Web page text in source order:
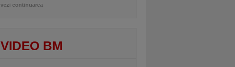
vezi continuarea
VIDEO BM